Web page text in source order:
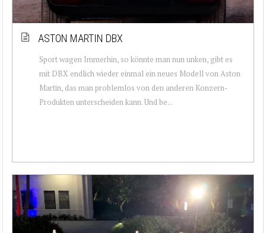
ASTON MARTIN DBX
Sport wagen Immerhin, so könnte man nun unken, gibt es
mit DBX endlich wieder einmal ein neues Modell von Aston
Martin, das man problemlos von den anderen Konzern-
Produkten unterscheiden kann. Und be...